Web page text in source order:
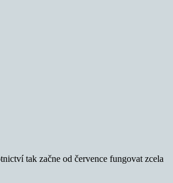
tak začne od července fungovat zcela